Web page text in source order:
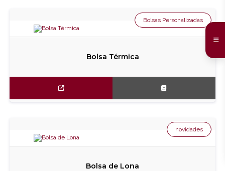
Bolsa Térmica
Bolsas Personalizadas
Bolsa de Lona
novidades